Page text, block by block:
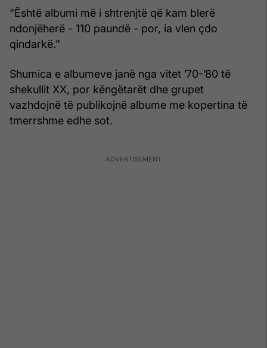
“Është albumi më i shtrenjtë që kam blerë
ndonjëherë - 110 paundë - por, ia vlen çdo
qindarkë.”
Shumica e albumeve janë nga vitet ’70-’80 të
shekullit XX, por këngëtarët dhe grupet
vazhdojnë të publikojnë albume me kopertina të
tmerrshme edhe sot.